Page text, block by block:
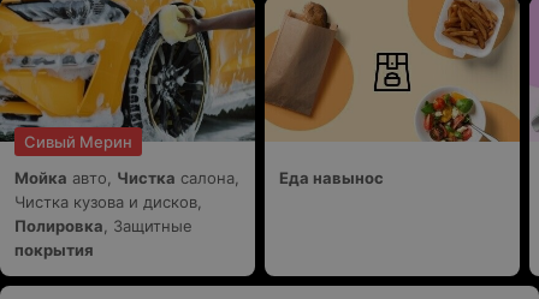
Сивый Мерин
Мойка авто, Чистка салона,
Чистка кузова и дисков,
Полировка , Защитные
покрытия
Еда навынос